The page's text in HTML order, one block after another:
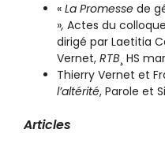
« La Promesse de
», Actes du
dirigé par Laetitia
Vernet, RTB¸ HS
Thierry Vernet et
l’altérité, Parole et
Articles